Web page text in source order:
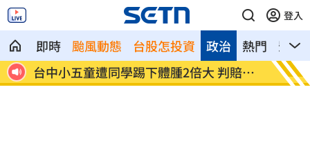
登入
即時 颱風動態 台股怎投資 熱門 影音
政治
判賠金
粉絲輕生後首露面！西村力演唱會狀態超
好
目